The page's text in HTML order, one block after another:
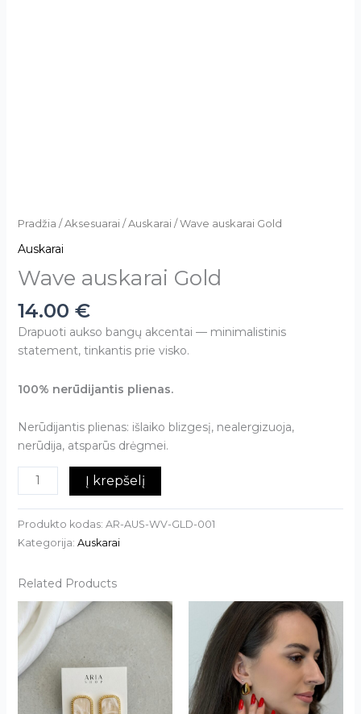
Pradžia / Aksesuarai/ Auskarai/ Wave auskarai Gold
Auskarai
Wave auskarai Gold
14.00 €
Drapuoti aukso bangų akcentai — minimalistinis
statement, tinkantis prie visko.
100% nerūdijantis plienas.
Nerūdijantis plienas: išlaiko blizgesį, nealergizuoja,
nerūdija, atsparūs drėgmei.
Į krepšelį
Produkto kodas: AR-AUS-WV-GLD-001
Kategorija: Auskarai
Related Products